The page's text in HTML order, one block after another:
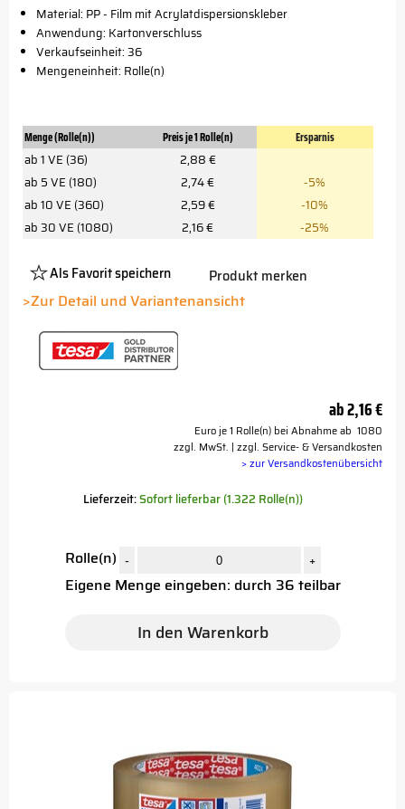
Material: PP - Film mit Acrylatdispersionskleber
Anwendung: Kartonverschluss
Verkaufseinheit: 36
Mengeneinheit: Rolle(n)
Menge (Rolle(n)) Preis je 1 Rolle(n)
Ersparnis
ab 1 VE (36)
2,88 €
ab 5 VE (180)
2,74 €
-5%
ab 10 VE (360)
2,59 €
-10%
ab 30 VE (1080)
2,16 € -25%
Als Favorit speichern
Platzhalter
Button
Produkt merken
>Zur Detail und Variantenansicht
ab2,16 €
Euro je 1 Rolle(n) bei Abnahme ab 1080
zzgl. MwSt. | zzgl. Service- & Versandkosten
> zur Versandkostenübersicht
Lieferzeit:Sofort lieferbar (1.322 Rolle(n))
Rolle(n) - +
Eigene Menge eingeben: durch 36 teilbar
In den Warenkorb